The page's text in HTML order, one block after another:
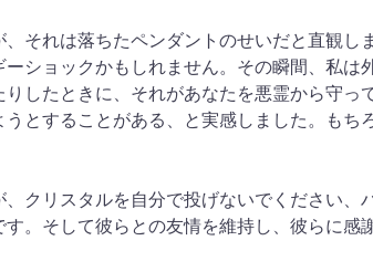
それは落ちたペンダントのせいだと直観
ショックかもしれません。その瞬間、私
したときに、それがあなたを悪霊から守
とすることがある、と実感しました。も
クリスタルを自分で投げないでください
。そして彼らとの友情を維持し、彼らに